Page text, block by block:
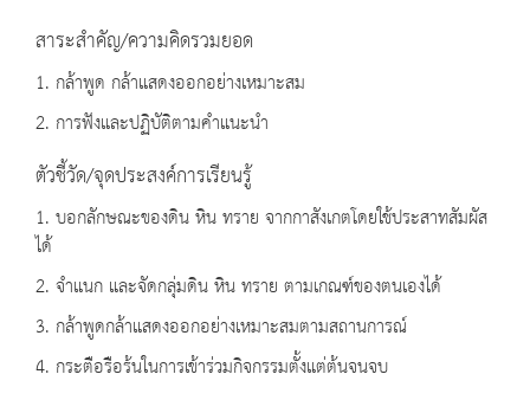
สาระสำคัญ/ความคิดรวมยอด
1. กล้าพูด กล้าแสดงออกอย่างเหมาะสม
2. การฟังและปฏิบัติตามคำแนะนำ
ตัวชี้วัด/จุดประสงค์การเรียนรู้
1. บอกลักษณะของดิน หิน ทราย จากกาสังเกตโดยใช้ประสาทสัมผัส
ได้
2. จำแนก และจัดกลุ่มดิน หิน ทราย ตามเกณฑ์ของตนเองได้
3. กล้าพูดกล้าแสดงออกอย่างเหมาะสมตามสถานการณ์
4. กระตือรือร้นในการเข้าร่วมกิจกรรมตั้งแต่ต้นจนจบ